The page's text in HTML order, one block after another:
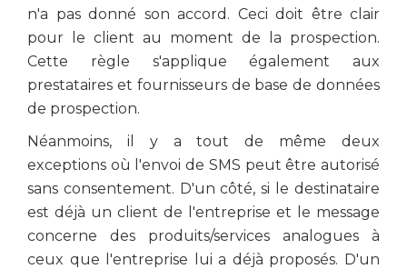
n'a pas donné son accord. Ceci doit être clair
pour le client au moment de la prospection.
Cette règle s'applique également aux
prestataires et fournisseurs de base de données
de prospection.
Néanmoins, il y a tout de même deux
exceptions où l'envoi de SMS peut être autorisé
sans consentement. D'un côté, si le destinataire
est déjà un client de l'entreprise et le message
concerne des produits/services analogues à
ceux que l'entreprise lui a déjà proposés. D'un